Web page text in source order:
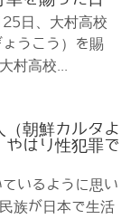
日、大村高校
うこう）を賜
村高校...
（朝鮮カルタよ
やはり性犯罪で
いるように思い
族が日本で生活